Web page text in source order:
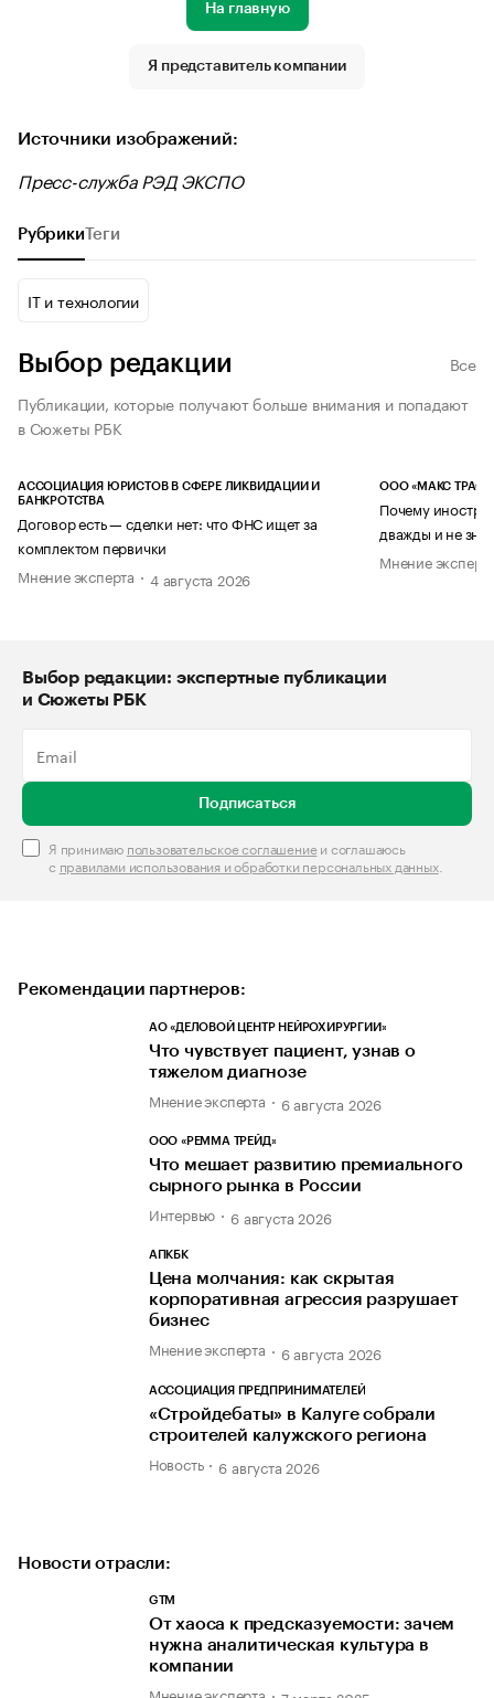
Источник изображения: Пресс-служба РЭД ЭКСПО
На главную
Я представитель компании
Источники изображений:
Пресс-служба РЭД ЭКСПО
Рубрики Теги
IT и технологии
Выбор редакции
Все
Публикации, которые получают больше внимания и попадают
в Сюжеты РБК
АССОЦИАЦИЯ ЮРИСТОВ В СФЕРЕ ЛИКВИДАЦИИ И
БАНКРОТСТВА
Договор есть — сделки нет: что ФНС ищет за
комплектом первички
Мнение эксперта
4 августа 2026
ООО «МАКС ТРАСТ»
Почему
дважды и не
Мнение
Выбор редакции: экспертные публикации
и Сюжеты РБК
Подписаться
Я принимаю пользовательское соглашениеи соглашаюсь
с правилами использования и обработки персональных данных.
Рекомендации партнеров:
АО «ДЕЛОВОЙ ЦЕНТР НЕЙРОХИРУРГИИ»
Что чувствует пациент, узнав о
тяжелом диагнозе
Мнение эксперта 6 августа 2026
ООО «РЕММА ТРЕЙД»
Что мешает развитию премиального
сырного рынка в России
Интервью 6 августа 2026
АПКБК
Цена молчания: как скрытая
корпоративная агрессия разрушает
бизнес
Мнение эксперта 6 августа 2026
АССОЦИАЦИЯ ПРЕДПРИНИМАТЕЛЕЙ
«Стройдебаты» в Калуге собрали
строителей калужского региона
Новость 6 августа 2026
Новости отрасли:
GTM
От хаоса к предсказуемости: зачем
нужна аналитическая культура в
компании
Мнение эксперта